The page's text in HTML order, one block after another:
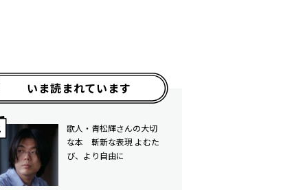
いま読まれています
歌人・青松輝さんの大切
な本 斬新な表現 よむた
び、より自由に